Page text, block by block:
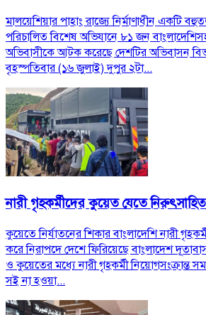
মালয়েশিয়ার পাহাং রাজ্যে নির্মাণাধীন একটি
পরিচালিত বিশেষ অভিযানে ৮১ জন
অভিবাসীকে আটক করেছে দেশটির অভিবাসন
বৃহস্পতিবার (১৬ জুলাই) দুপুর ২টা...
নারী গৃহকর্মীদের কু‌য়েত যে‌তে
কুয়েতে নির্যাতনের শিকার বাংলাদেশি নারী
করে নিরাপদে দেশে ফিরিয়েছে বাংলাদেশ
ও কুয়েতের মধ্যে নারী গৃহকর্মী নিয়োগসংক্রান্ত
সই না হওয়া...